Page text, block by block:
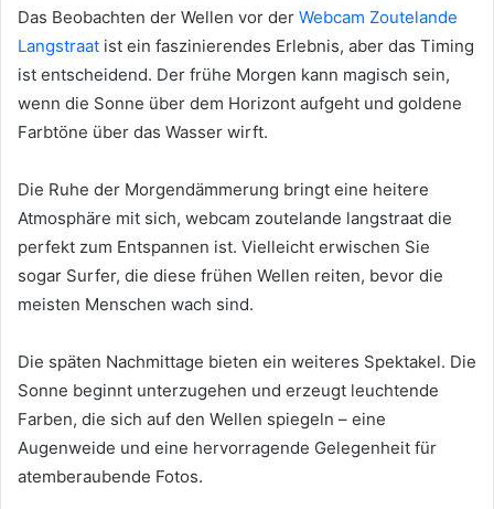
Das Beobachten der Wellen vor der Webcam Zoutelande
Langstraat ist ein faszinierendes Erlebnis, aber das Timing
ist entscheidend. Der frühe Morgen kann magisch sein,
wenn die Sonne über dem Horizont aufgeht und goldene
Farbtöne über das Wasser wirft.
Die Ruhe der Morgendämmerung bringt eine heitere
Atmosphäre mit sich, webcam zoutelande langstraat die
perfekt zum Entspannen ist. Vielleicht erwischen Sie
sogar Surfer, die diese frühen Wellen reiten, bevor die
meisten Menschen wach sind.
Die späten Nachmittage bieten ein weiteres Spektakel. Die
Sonne beginnt unterzugehen und erzeugt leuchtende
Farben, die sich auf den Wellen spiegeln – eine
Augenweide und eine hervorragende Gelegenheit für
atemberaubende Fotos.